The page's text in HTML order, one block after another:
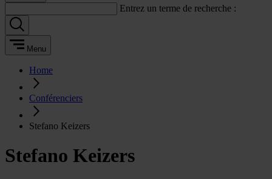
Entrez un terme de recherche :
Menu
Home
Conférenciers
Stefano Keizers
Stefano Keizers